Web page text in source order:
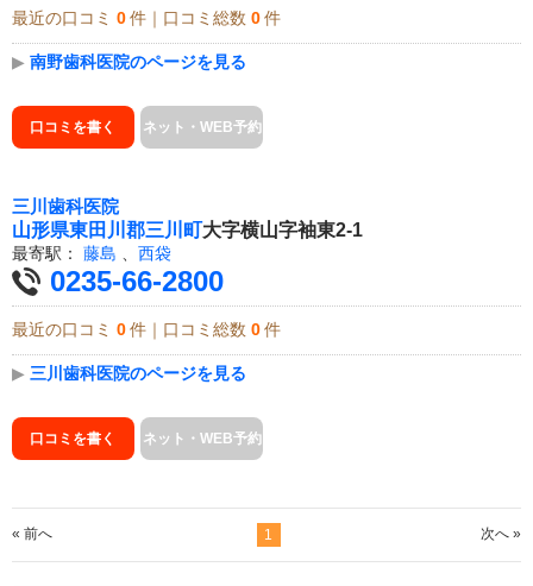
最近の口コミ 0 件｜口コミ総数 0 件
▶ 南野歯科医院のページを見る
口コミを書く ネット・WEB予約
三川歯科医院
山形県東田川郡三川町大字横山字袖東2-1
最寄駅： 藤島 西袋
0235-66-2800
最近の口コミ 0 件｜口コミ総数 0 件
▶ 三川歯科医院のページを見る
口コミを書く ネット・WEB予約
« 前へ 1 次へ »